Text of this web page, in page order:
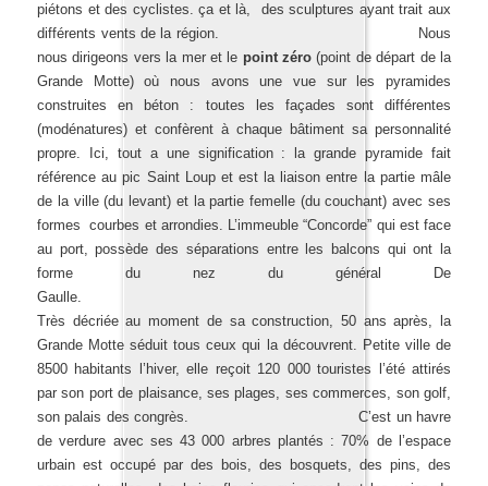
piétons et des cyclistes. ça et là, des sculptures ayant trait aux
différents vents de la région. Nous
nous dirigeons vers la mer et le point zéro (point de départ de la
Grande Motte) où nous avons une vue sur les pyramides
construites en béton : toutes les façades sont différentes
(modénatures) et confèrent à chaque bâtiment sa personnalité
propre. Ici, tout a une signification : la grande pyramide fait
référence au pic Saint Loup et est la liaison entre la partie mâle
de la ville (du levant) et la partie femelle (du couchant) avec ses
formes courbes et arrondies. L’immeuble “Concorde” qui est face
au port, possède des séparations entre les balcons qui ont la
forme du nez du général De
Gaulle.
Très décriée au moment de sa construction, 50 ans après, la
Grande Motte séduit tous ceux qui la découvrent. Petite ville de
8500 habitants l’hiver, elle reçoit 120 000 touristes l’été attirés
par son port de plaisance, ses plages, ses commerces, son golf,
son palais des congrès. C’est un havre
de verdure avec ses 43 000 arbres plantés : 70% de l’espace
urbain est occupé par des bois, des bosquets, des pins, des